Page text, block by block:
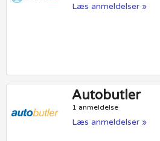
Læs anmeldelser »
Autobutler
1 anmeldelse
Læs anmeldelser »